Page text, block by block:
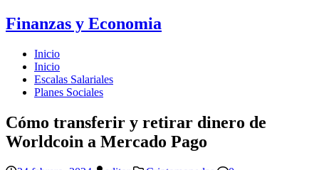
Finanzas y Economia
Inicio
Inicio
Escalas Salariales
Planes Sociales
Cómo transferir y retirar dinero de
Worldcoin a Mercado Pago